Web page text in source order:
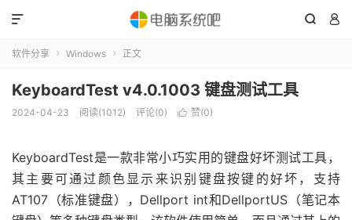
 

软件分享  Windows  正文
KeyboardTest v4.0.1003 键盘测试工具
2024-04-23 阅读(1012) 评论(0)  赞(0)
KeyboardTest是一款非常小巧实用的键盘好坏测试工具，
其主要可通过颜色显示来识别键盘按键的好坏，支持
AT107（标准键盘），Dellport int和DellportUS（笔记本